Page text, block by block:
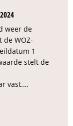
weer de
de WOZ-
1
stelt de
vast.…